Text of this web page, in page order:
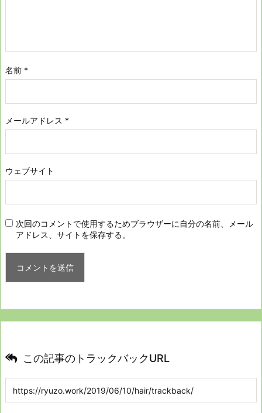
名前 *
メールアドレス *
ウェブサイト
次回のコメントで使用するためブラウザーに自分の名前、メール
アドレス、サイトを保存する。
この記事のトラックバックURL